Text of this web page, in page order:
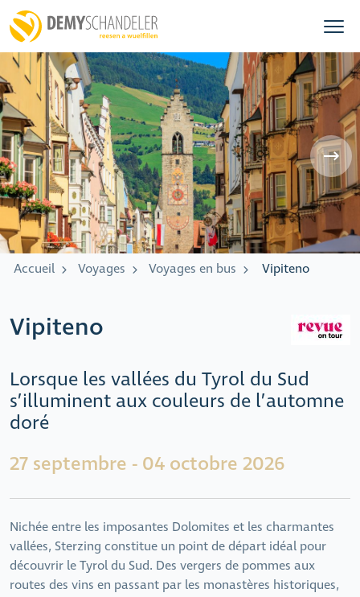
Accueil Voyages Voyages en bus Vipiteno
Vipiteno
Lorsque les vallées du Tyrol du Sud
s’illuminent aux couleurs de l’automne
doré
27 septembre - 04 octobre 2026
Nichée entre les imposantes Dolomites et les charmantes
vallées, Sterzing constitue un point de départ idéal pour
découvrir le Tyrol du Sud. Des vergers de pommes aux
routes des vins en passant par les monastères historiques,